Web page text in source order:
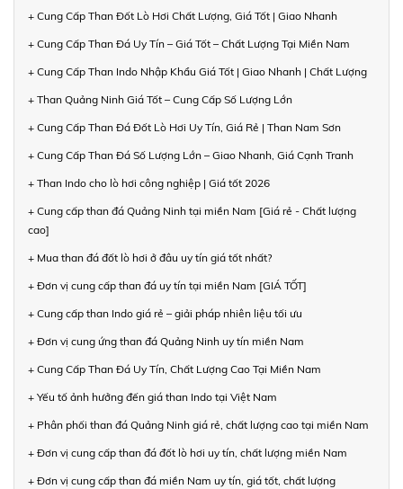
+ Cung Cấp Than Đốt Lò Hơi Chất Lượng, Giá Tốt | Giao Nhanh
+ Cung Cấp Than Đá Uy Tín – Giá Tốt – Chất Lượng Tại Miền Nam
+ Cung Cấp Than Indo Nhập Khẩu Giá Tốt | Giao Nhanh | Chất Lượng
+ Than Quảng Ninh Giá Tốt – Cung Cấp Số Lượng Lớn
+ Cung Cấp Than Đá Đốt Lò Hơi Uy Tín, Giá Rẻ | Than Nam Sơn
+ Cung Cấp Than Đá Số Lượng Lớn – Giao Nhanh, Giá Cạnh Tranh
+ Than Indo cho lò hơi công nghiệp | Giá tốt 2026
+ Cung cấp than đá Quảng Ninh tại miền Nam [Giá rẻ - Chất lượng
cao]
+ Mua than đá đốt lò hơi ở đâu uy tín giá tốt nhất?
+ Đơn vị cung cấp than đá uy tín tại miền Nam [GIÁ TỐT]
+ Cung cấp than Indo giá rẻ – giải pháp nhiên liệu tối ưu
+ Đơn vị cung ứng than đá Quảng Ninh uy tín miền Nam
+ Cung Cấp Than Đá Uy Tín, Chất Lượng Cao Tại Miền Nam
+ Yếu tố ảnh hưởng đến giá than Indo tại Việt Nam
+ Phân phối than đá Quảng Ninh giá rẻ, chất lượng cao tại miền Nam
+ Đơn vị cung cấp than đá đốt lò hơi uy tín, chất lượng miền Nam
+ Đơn vị cung cấp than đá miền Nam uy tín, giá tốt, chất lượng